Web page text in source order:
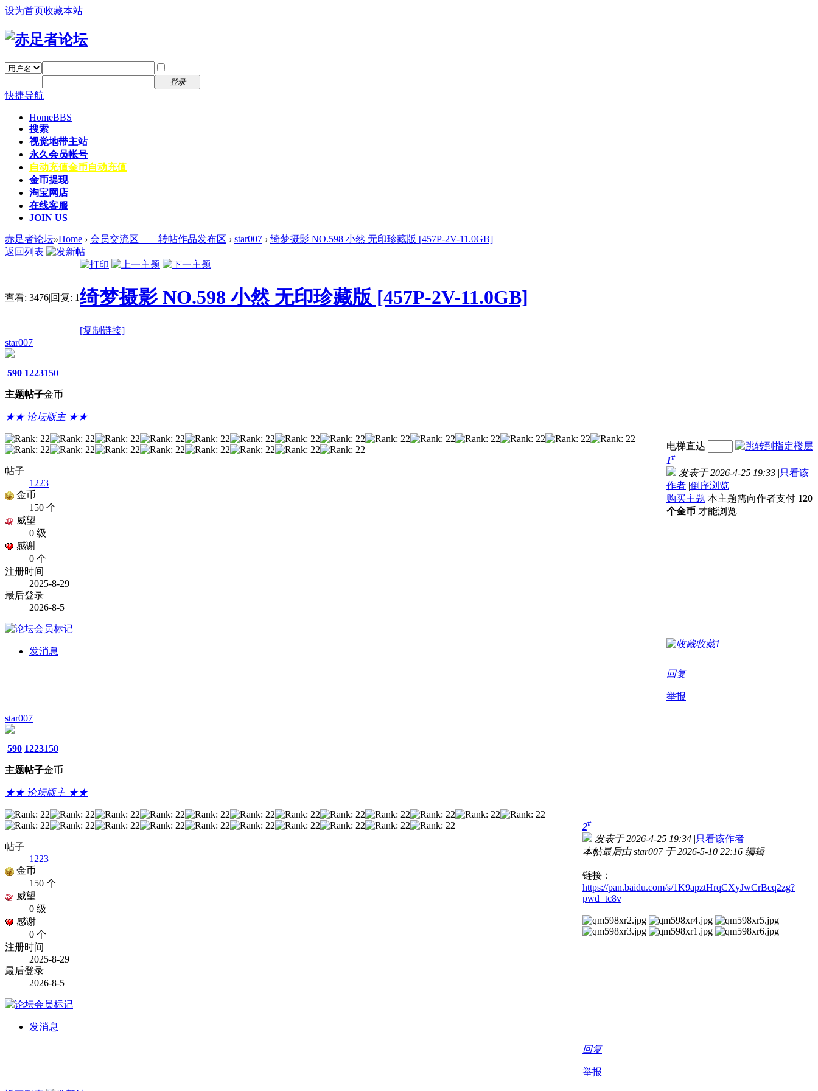
设为首页收藏本站
登录
快捷导航
HomeBBS
搜索
视觉地带主站
永久会员帐号
自动充值金币自动充值
金币提现
淘宝网店
在线客服
JOIN US
赤足者论坛»Home › 会员交流区——转帖作品发布区 › star007 › 绮梦摄影 NO.598 小然 无印珍藏版 [457P-2V-11.0GB]
返回列表
查看: 3476|回复: 1绮梦摄影 NO.598 小然 无印珍藏版 [457P-2V-11.0GB]
[复制链接]
star007
590
主题
1223
帖子
150
金币
★★ 论坛版主 ★★
帖子
1223
金币
150 个
威望
0 级
感谢
0 个
注册时间
2025-8-29
最后登录
2026-8-5
发消息
电梯直达
1#
发表于 2026-4-25 19:33 |只看该
作者 |倒序浏览
购买主题 本主题需向作者支付 120
个金币 才能浏览
收藏1
回复
举报
star007
590
主题
1223
帖子
150
金币
★★ 论坛版主 ★★
帖子
1223
金币
150 个
威望
0 级
感谢
0 个
注册时间
2025-8-29
最后登录
2026-8-5
发消息
2#
发表于 2026-4-25 19:34 |只看该作者
本帖最后由 star007 于 2026-5-10 22:16 编辑
链接：
https://pan.baidu.com/s/1K9apztHrqCXyJwCrBeq2zg?
pwd=tc8v
回复
举报